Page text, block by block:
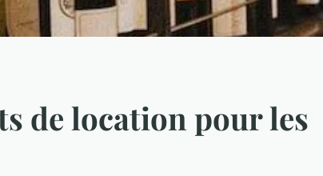
de location pour les